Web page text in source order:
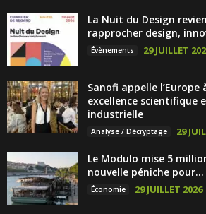
La Nuit du Design
rapprocher design,
Évènements 29 JUILLET
Sanofi appelle
excellence scientifique
industrielle
Analyse / Décryptage 29
Le Modulo mise 5
nouvelle péniche pour...
Économie 29 JUILLET 2026